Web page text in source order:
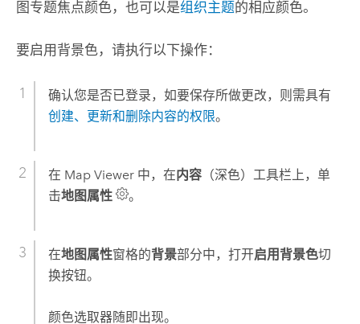
图专题焦点颜色，也可以是组织主题的相应颜色。
要启用背景色，请执行以下操作：
确认您是否已登录，如要保存所做更改，则需具有
创建、更新和删除内容的权限。
在 Map Viewer中，在内容（深色）工具栏上，单
击地图属性 。
在地图属性窗格的背景部分中，打开启用背景色切
换按钮。
颜色选取器随即出现。